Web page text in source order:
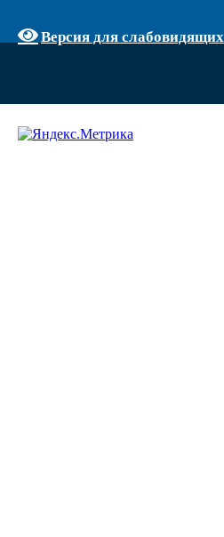
Версия для слабовидящих